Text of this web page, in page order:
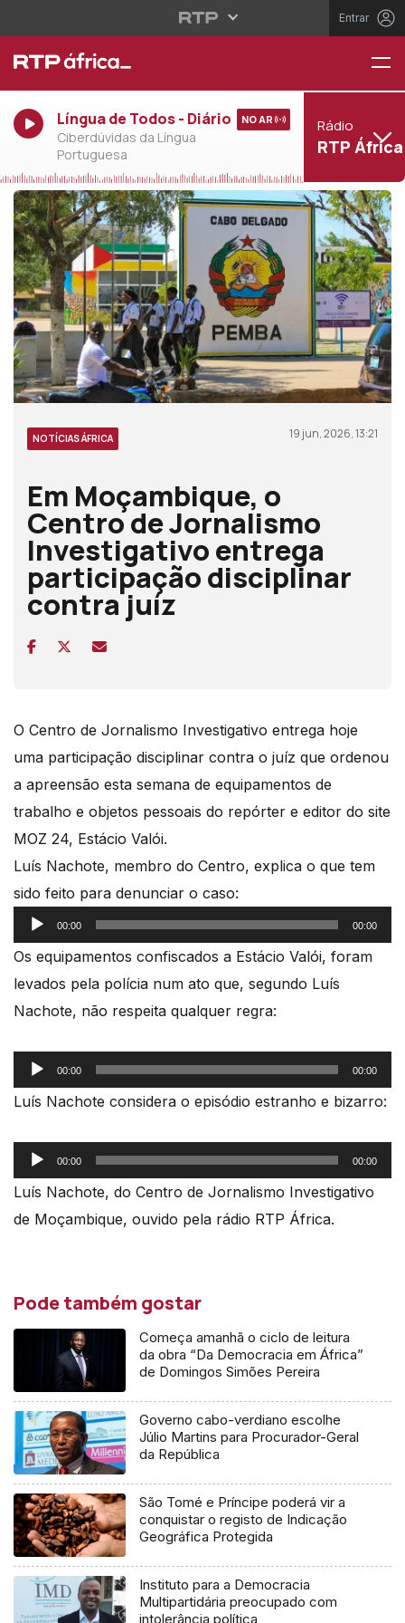
Entrar
Língua de Todos - Diário
Ciberdúvidas da Língua
Portuguesa
NO AR Rádio
RTP África
NOTÍCIAS ÁFRICA 19 jun, 2026, 13:21
Em Moçambique, o
Centro de Jornalismo
Investigativo entrega
participação disciplinar
contra juíz
O Centro de Jornalismo Investigativo entrega hoje
uma participação disciplinar contra o juíz que ordenou
a apreensão esta semana de equipamentos de
trabalho e objetos pessoais do repórter e editor do site
MOZ 24, Estácio Valói.
Luís Nachote, membro do Centro, explica o que tem
sido feito para denunciar o caso:
Reprodutor
de
áudio
00:00 00:00
Os equipamentos confiscados a Estácio Valói, foram
levados pela polícia num ato que, segundo Luís
Nachote, não respeita qualquer regra:
Reprodutor
de
00:00 00:00
Luís Nachote considera o episódio estranho e bizarro:
Reprodutor
de
áudio
00:00 00:00
Luís Nachote, do Centro de Jornalismo Investigativo
de Moçambique, ouvido pela rádio RTP África.
Pode também gostar
Começa amanhã o ciclo de leitura
da obra “Da Democracia em África”
de Domingos Simões Pereira
Governo cabo-verdiano escolhe
Júlio Martins para Procurador-Geral
da República
São Tomé e Príncipe poderá vir a
conquistar o registo de Indicação
Geográfica Protegida
Instituto para a Democracia
Multipartidária preocupado com
intolerância política